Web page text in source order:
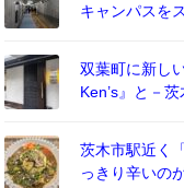
キャンパスを
双葉町に新し
Ken’s』と－
茨木市駅近く
っきり辛いの